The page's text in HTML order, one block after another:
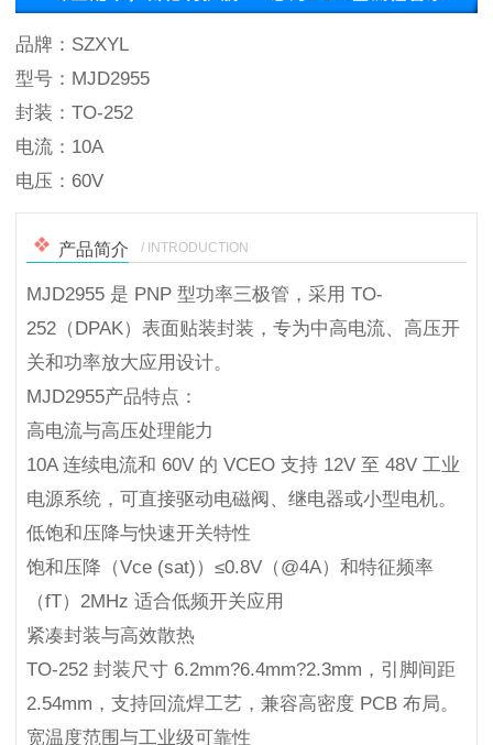
品牌：SZXYL
型号：MJD2955
封装：TO-252
电流：10A
电压：60V
产品简介 / INTRODUCTION
MJD2955 是 PNP 型功率三极管，采用 TO-
252（DPAK）表面贴装封装，专为中高电流、高压开
关和功率放大应用设计。
MJD2955产品特点：
高电流与高压处理能力
10A 连续电流和 60V 的 VCEO 支持 12V 至 48V 工业
电源系统，可直接驱动电磁阀、继电器或小型电机。
低饱和压降与快速开关特性
饱和压降（Vce (sat)）≤0.8V（@4A）和特征频率
（fT）2MHz 适合低频开关应用
紧凑封装与高效散热
TO-252 封装尺寸 6.2mm?6.4mm?2.3mm，引脚间距
2.54mm，支持回流焊工艺，兼容高密度 PCB 布局。
宽温度范围与工业级可靠性